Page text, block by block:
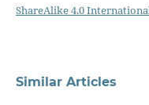
ShareAlike 4.0
Similar Articles